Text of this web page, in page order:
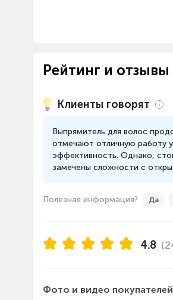
Рейтинг и отзывы
Клиенты говорят
Выпрямитель для волос
отмечают отличную работу
эффективность. Однако,
замечены сложности с
Полезная информация? Да
4.8
Фото и видео покупателей